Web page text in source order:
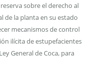
sobre el derecho al
de la planta en su estado
mecanismos de control
ilícita de estupefacientes
General de Coca, para